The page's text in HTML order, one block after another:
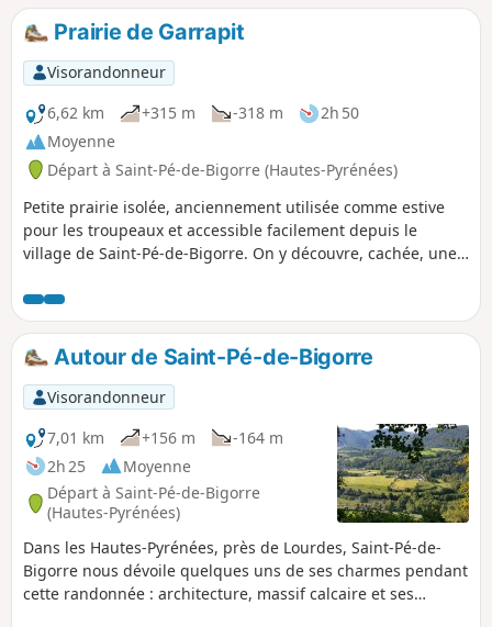
Prairie de Garrapit
Visorandonneur
6,62 km
+315 m -318 m
2h 50
Moyenne
Départ à Saint-Pé-de-Bigorre (Hautes-Pyrénées)
Petite prairie isolée, anciennement utilisée comme estive
pour les troupeaux et accessible facilement depuis le
village de Saint-Pé-de-Bigorre. On y découvre, cachée, une
bois, une bergerie encore bien conservée . Un régal pour
une partie de pique-nique familiale.
Autour de Saint-Pé-de-Bigorre
Visorandonneur
7,01 km
+156 m
-164 m
2h 25
Moyenne
Départ à Saint-Pé-de-Bigorre
(Hautes-Pyrénées)
Dans les Hautes-Pyrénées, près de Lourdes, Saint-Pé-de-
Bigorre nous dévoile quelques uns de ses charmes pendant
cette randonnée : architecture, massif calcaire et ses